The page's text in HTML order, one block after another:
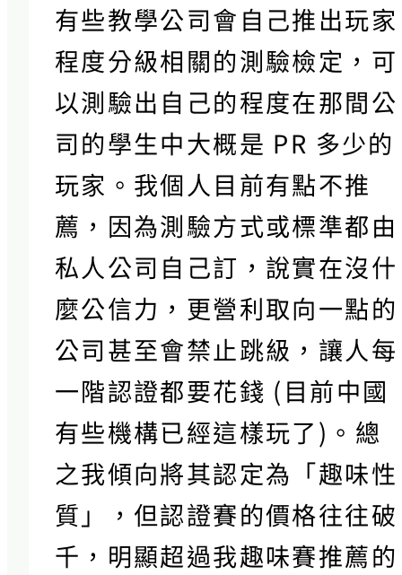
有些教學公司會自己推出玩家
程度分級相關的測驗檢定，可
以測驗出自己的程度在那間公
司的學生中大概是 PR 多少的
玩家。我個人目前有點不推
薦，因為測驗方式或標準都由
私人公司自己訂，說實在沒什
麼公信力，更營利取向一點的
公司甚至會禁止跳級，讓人每
一階認證都要花錢 (目前中國
有些機構已經這樣玩了)。總
之我傾向將其認定為「趣味性
質」，但認證賽的價格往往破
千，明顯超過我趣味賽推薦的